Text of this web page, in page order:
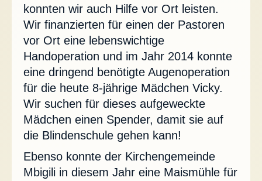
konnten wir auch Hilfe vor Ort leisten.
Wir finanzierten für einen der Pastoren
vor Ort eine lebenswichtige
Handoperation und im Jahr 2014 konnte
eine dringend benötigte Augenoperation
für die heute 8-jährige Mädchen Vicky.
Wir suchen für dieses aufgeweckte
Mädchen einen Spender, damit sie auf
die Blindenschule gehen kann!
Ebenso konnte der Kirchengemeinde
Mbigili in diesem Jahr eine Maismühle für